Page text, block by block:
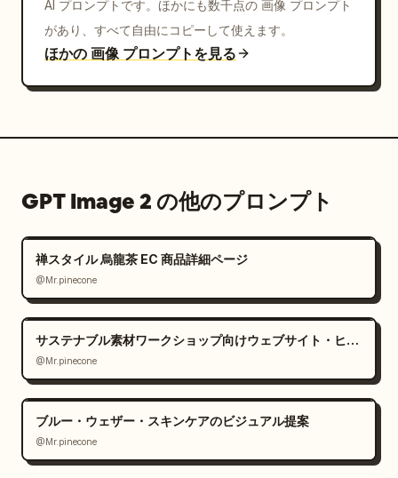
AI プロンプトです。ほかにも数千点の 画像 プロンプト
があり、すべて自由にコピーして使えます。
ほかの 画像 プロンプトを見る
GPT Image 2 の他のプロンプト
禅スタイル 烏龍茶 EC 商品詳細ページ
@Mr.pinecone
サステナブル素材ワークショップ向けウェブサイト・ヒーローセクション
@Mr.pinecone
ブルー・ウェザー・スキンケアのビジュアル提案
@Mr.pinecone